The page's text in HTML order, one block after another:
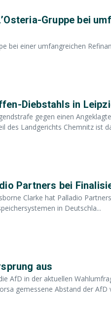
Gruppe bei
bei einer umfangreichen
Diebstahls in
gegen einen
des Landgerichts Chemnitz ist
Partners bei
Clarke hat Palladio
in Deutschla...
aus
AfD in der aktuellen
gemessene Abstand der AfD